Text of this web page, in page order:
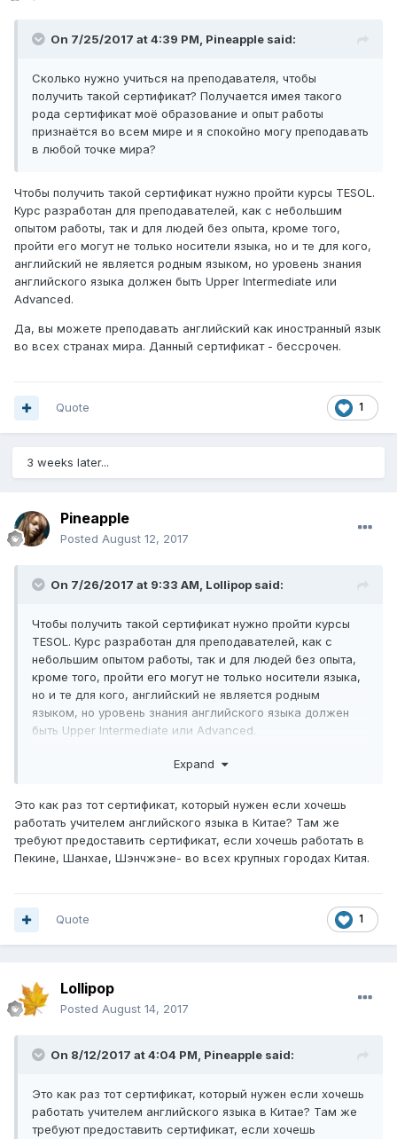
On 7/25/2017 at 4:39 PM, Pineapple said:
Сколько нужно учиться на преподавателя, чтобы
получить такой сертификат? Получается имея такого
рода сертификат моё образование и опыт работы
признаётся во всем мире и я спокойно могу преподавать
в любой точке мира?
Чтобы получить такой сертификат нужно пройти курсы TESOL.
Курс разработан для преподавателей, как с небольшим
опытом работы, так и для людей без опыта, кроме того,
пройти его могут не только носители языка, но и те для кого,
английский не является родным языком, но уровень знания
английского языка должен быть Upper Intermediate или
Advanced.
Да, вы можете преподавать английский как иностранный язык
во всех странах мира. Данный сертификат - бессрочен.
1
Quote
3 weeks later...
Pineapple
Posted August 12, 2017
On 7/26/2017 at 9:33 AM, Lollipop said:
Чтобы получить такой сертификат нужно пройти курсы
TESOL. Курс разработан для преподавателей, как с
небольшим опытом работы, так и для людей без опыта,
кроме того, пройти его могут не только носители языка,
но и те для кого, английский не является родным
языком, но уровень знания английского языка должен
быть Upper Intermediate или Advanced.
Да, вы можете преподавать английский как иностранный
Expand
Это как раз тот сертификат, который нужен если хочешь
работать учителем английского языка в Китае? Там же
требуют предоставить сертификат, если хочешь работать в
Пекине, Шанхае, Шэнчжэне- во всех крупных городах Китая.
1
Quote
Lollipop
Posted August 14, 2017
On 8/12/2017 at 4:04 PM, Pineapple said:
Это как раз тот сертификат, который нужен если хочешь
работать учителем английского языка в Китае? Там же
требуют предоставить сертификат, если хочешь